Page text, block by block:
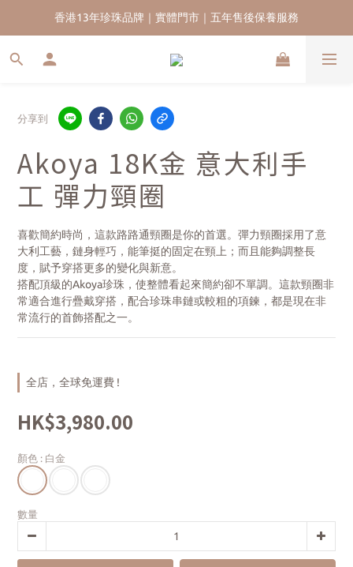
香港13年珍珠品牌｜實體門市｜五年售後保養服務
新會員首單九五折｜再送HKD$200 迎新購物金｜全球免運
香港13年珍珠品牌｜實體門市｜五年售後保養服務
分享到
Akoya 18K金 意大利手
工 彈力頸圈
喜歡簡約時尚，這款路路通頸圈是你的首選。彈力頸圈採用了意
大利工藝，鏈身輕巧，能筆挺的固定在頸上；而且能夠調整長
度，賦予穿搭更多的變化與新意。
搭配頂級的Akoya珍珠，使整體看起來簡約卻不單調。這款頸圈非
常適合進行疊戴穿搭，配合珍珠串鏈或較粗的項鍊，都是現在非
常流行的首飾搭配之一。
全店，全球免運費 !
HK$3,980.00
顏色 : 白金
數量